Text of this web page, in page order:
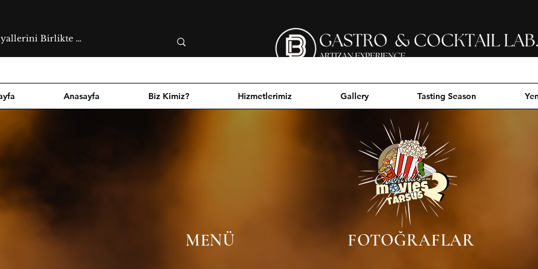
Anasayfa Biz Kimiz? Hizmetlerimiz Gallery Tasting Season
MENÜ FOTOĞRAFLAR